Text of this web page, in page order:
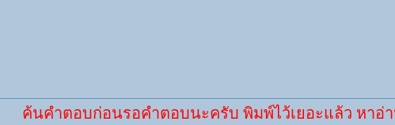
ำตอบก่อนรอคำตอบนะครับ พิมพ์ไว้เยอะแล้ว หาอ่านกันดู